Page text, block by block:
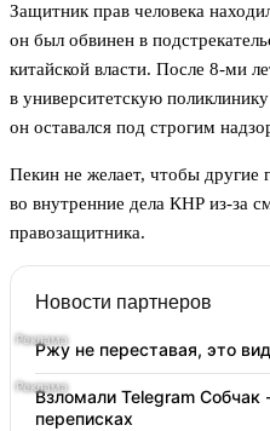
Защитник прав человека
он был обвинен в
китайской власти. После 8-ми
в университетскую
он оставался под строгим
Пекин не желает, чтобы другие
во внутренние дела КНР из-за
правозащитника.
Новости партнеров
Ржу не переставая, это
Взломали Telegram Собчак
переписках